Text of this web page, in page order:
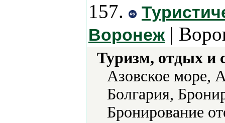
157.
Воронеж |
Туризм, отдых и
Азовское море,
Болгария,
Бронирование